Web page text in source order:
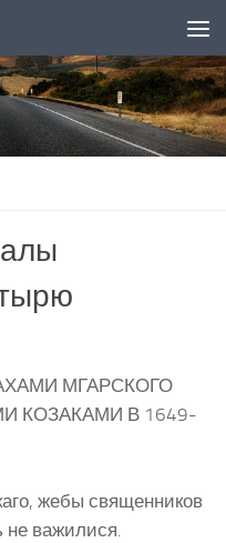
МГАРСКОГО
КОЗАКАМИ В 1649-
жебы священников
не важилися.